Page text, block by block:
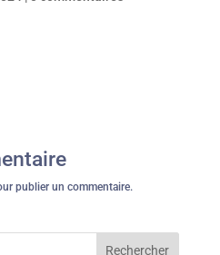
publier un commentaire.